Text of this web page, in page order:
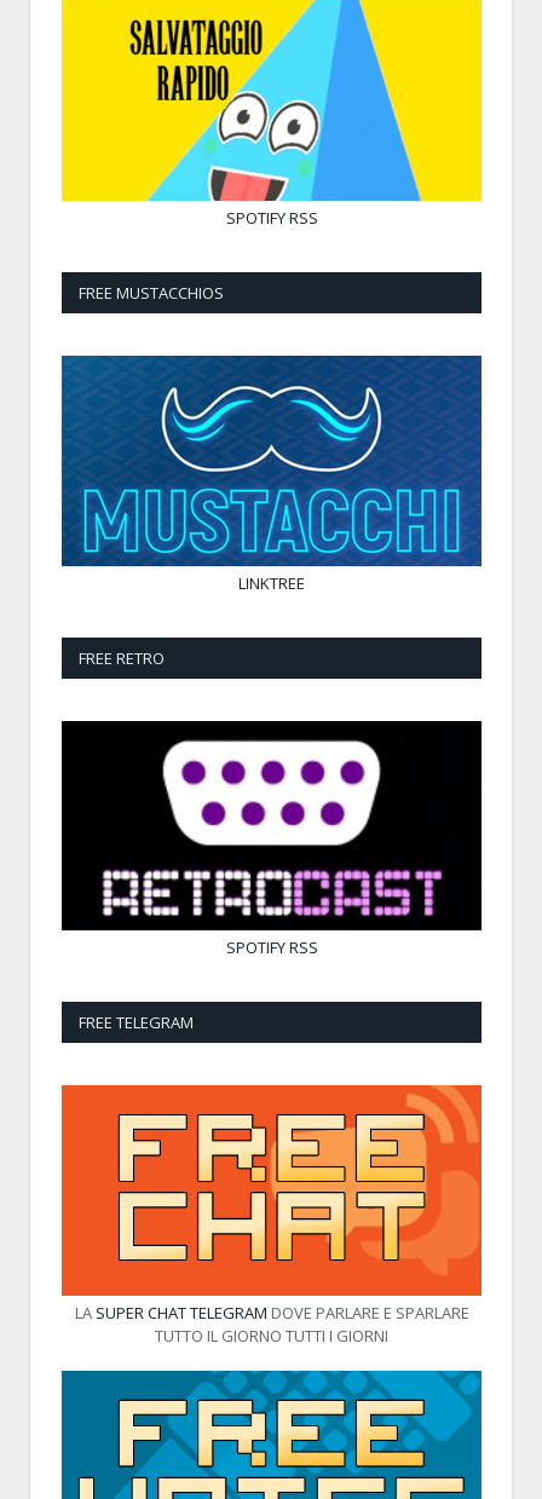
SPOTIFYRSS
FREE MUSTACCHIOS
LINKTREE
FREE RETRO
SPOTIFYRSS
FREE TELEGRAM
LA SUPER CHAT TELEGRAM DOVE PARLARE E SPARLARE
TUTTO IL GIORNO TUTTI I GIORNI